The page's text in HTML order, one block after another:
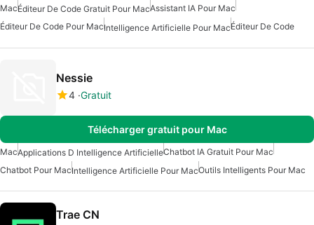
MacÉditeur De Code Gratuit Pour MacAssistant IA Pour Mac
Éditeur De Code Pour MacIntelligence Artificielle Pour MacÉditeur De Code
Nessie
4 Gratuit
Télécharger gratuit pour Mac
MacApplications D Intelligence ArtificielleChatbot IA Gratuit Pour Mac
Chatbot Pour MacIntelligence Artificielle Pour MacOutils Intelligents Pour Mac
Trae CN